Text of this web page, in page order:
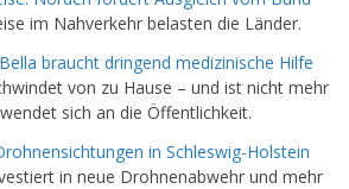
im Nahverkehr belasten die Länder.
braucht dringend medizinische Hilfe
von zu Hause – und ist nicht mehr
sich an die Öffentlichkeit.
in Schleswig-Holstein
in neue Drohnenabwehr und mehr